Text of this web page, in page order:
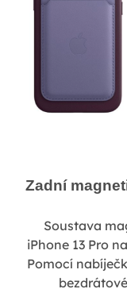
Zadní
Soustava
iPhone 13 Pro
Pomocí